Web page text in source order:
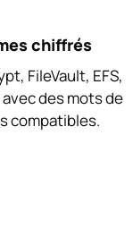
chiffrés
FileVault, EFS,
des mots de
compatibles.